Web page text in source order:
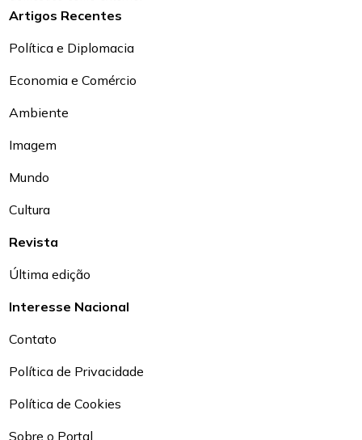
Artigos Recentes
Política e Diplomacia
Economia e Comércio
Ambiente
Imagem
Mundo
Cultura
Revista
Última edição
Interesse Nacional
Contato
Política de Privacidade
Política de Cookies
Sobre o Portal